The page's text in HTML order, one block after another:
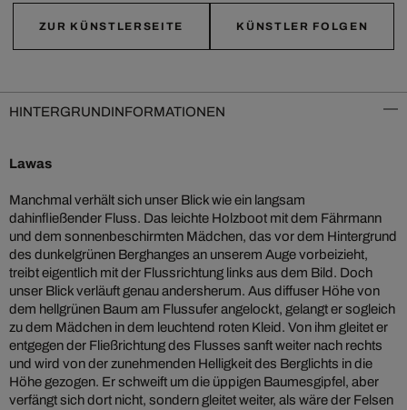
ZUR KÜNSTLERSEITE KÜNSTLER FOLGEN
HINTERGRUNDINFORMATIONEN
Lawas
Manchmal verhält sich unser Blick wie ein langsam
dahinfließender Fluss. Das leichte Holzboot mit dem Fährmann
und dem sonnenbeschirmten Mädchen, das vor dem Hintergrund
des dunkelgrünen Berghanges an unserem Auge vorbeizieht,
treibt eigentlich mit der Flussrichtung links aus dem Bild. Doch
unser Blick verläuft genau andersherum. Aus diffuser Höhe von
dem hellgrünen Baum am Flussufer angelockt, gelangt er sogleich
zu dem Mädchen in dem leuchtend roten Kleid. Von ihm gleitet er
entgegen der Fließrichtung des Flusses sanft weiter nach rechts
und wird von der zunehmenden Helligkeit des Berglichts in die
Höhe gezogen. Er schweift um die üppigen Baumesgipfel, aber
verfängt sich dort nicht, sondern gleitet weiter, als wäre der Felsen